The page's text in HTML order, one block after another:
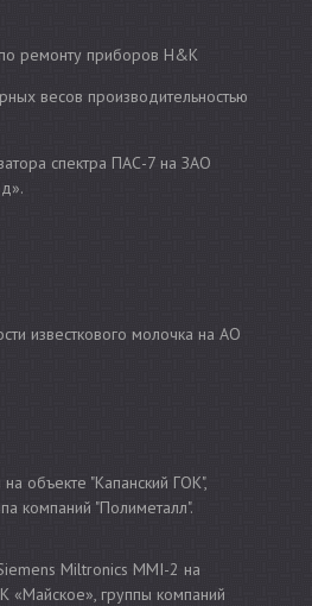
ремонту приборов H&K
весов производительностью
спектра ПАС-7 на ЗАО
известкового молочка на АО
объекте "Капанский ГОК",
компаний "Полиметалл".
Miltronics MMI-2 на
«Майское», группы компаний